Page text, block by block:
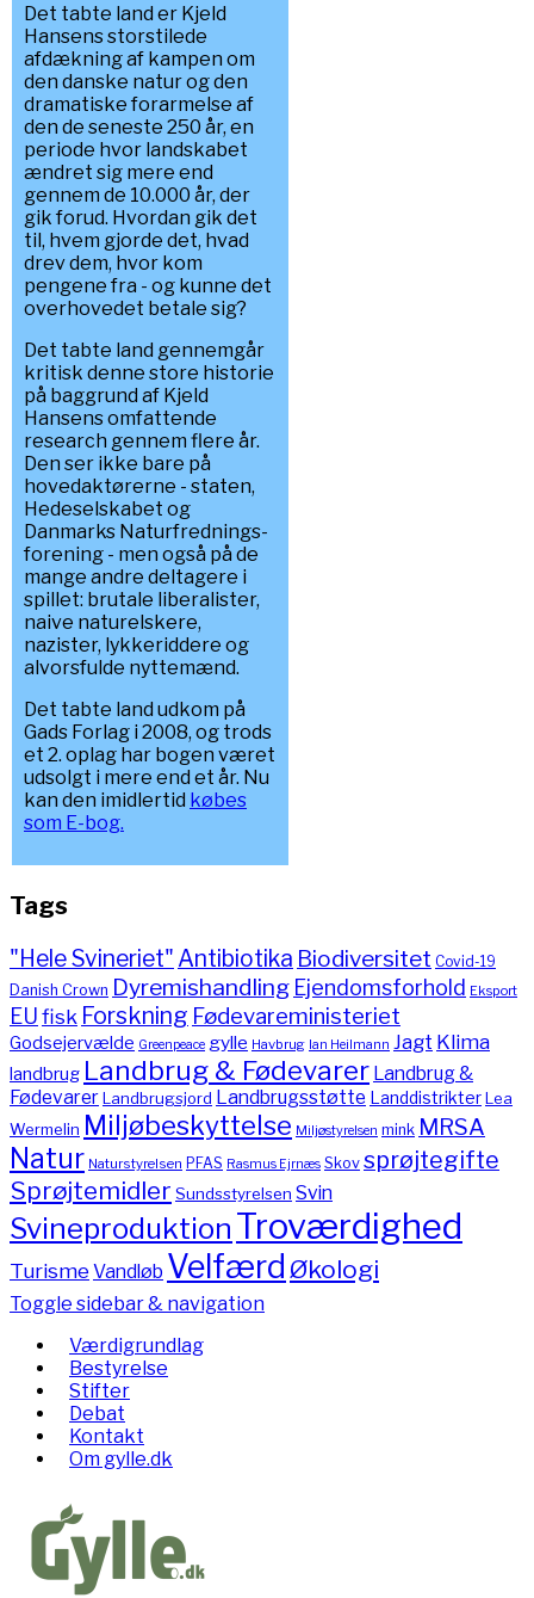
Det tabte land er Kjeld
Hansens storstilede
afdækning af kampen om
den danske natur og den
dramatiske forarmelse af
den de seneste 250 år, en
periode hvor landskabet
ændret sig mere end
gennem de 10.000 år, der
gik forud. Hvordan gik det
til, hvem gjorde det, hvad
drev dem, hvor kom
pengene fra - og kunne det
overhovedet betale sig?
Det tabte land gennemgår
kritisk denne store historie
på baggrund af Kjeld
Hansens omfattende
research gennem flere år.
Den ser ikke bare på
hovedaktørerne - staten,
Hedeselskabet og
Danmarks Naturfrednings-
forening - men også på de
mange andre deltagere i
spillet: brutale liberalister,
naive naturelskere,
nazister, lykkeriddere og
alvorsfulde nyttemænd.
Det tabte land udkom på
Gads Forlag i 2008, og trods
et 2. oplag har bogen været
udsolgt i mere end et år. Nu
kan den imidlertid købes
som E-bog.
Tags
"Hele Svineriet" Antibiotika Biodiversitet Covid-19
Danish Crown Dyremishandling Ejendomsforhold Eksport
EUfisk Forskning Fødevareministeriet
Godsejervælde Greenpeace gylle Havbrug Ian Heilmann Jagt Klima
landbrug Landbrug & Fødevarer Landbrug &
FødevarerLandbrugsjord Landbrugsstøtte LanddistrikterLea
Wermelin Miljøbeskyttelse Miljøstyrelsen mink MRSA
Natur Naturstyrelsen PFAS Rasmus Ejrnæs Skov sprøjtegifte
Sprøjtemidler Sundsstyrelsen Svin
Svineproduktion Troværdighed
TurismeVandløb Velfærd Økologi
Toggle sidebar & navigation
Værdigrundlag
Bestyrelse
Stifter
Debat
Kontakt
Om gylle.dk